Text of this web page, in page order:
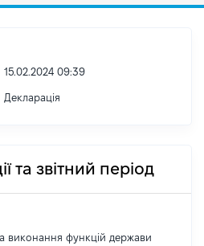
15.02.2024 09:39
Декларація
та звітний період
виконання функцій держави